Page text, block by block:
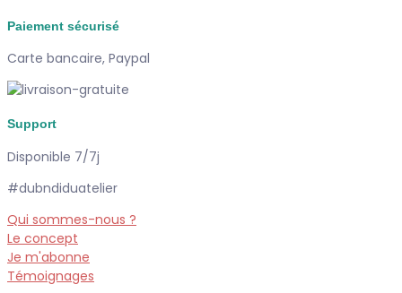
Paiement sécurisé
Carte bancaire, Paypal
Support
Disponible 7/7j
#dubndiduatelier
Qui sommes-nous ?
Le concept
Je m'abonne
Témoignages